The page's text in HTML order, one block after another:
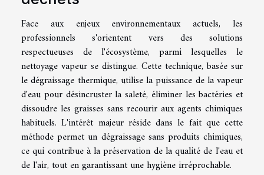
Face aux enjeux environnementaux actuels, les
professionnels s'orientent vers des solutions
respectueuses de l'écosystème, parmi lesquelles le
nettoyage vapeur se distingue. Cette technique, basée sur
le dégraissage thermique, utilise la puissance de la vapeur
d'eau pour désincruster la saleté, éliminer les bactéries et
dissoudre les graisses sans recourir aux agents chimiques
habituels. L'intérêt majeur réside dans le fait que cette
méthode permet un dégraissage sans produits chimiques,
ce qui contribue à la préservation de la qualité de l'eau et
de l'air, tout en garantissant une hygiène irréprochable.